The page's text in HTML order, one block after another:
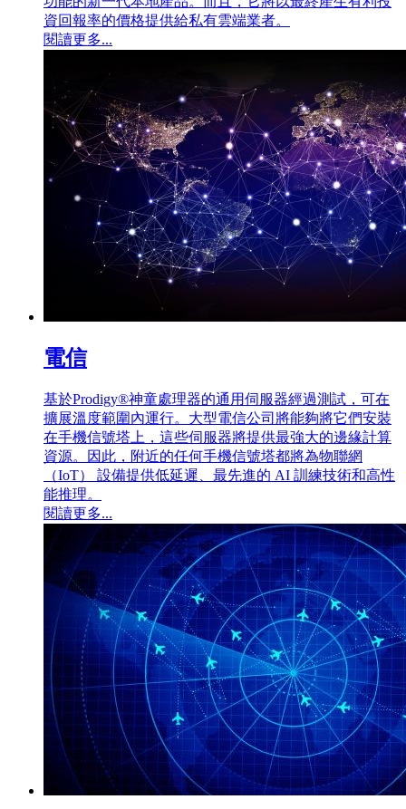
資回報率的價格提供給私有雲端業者。
閱讀更多...
電信
基於Prodigy®神童處理器的通用伺服器經過測試，可在
擴展溫度範圍內運行。大型電信公司將能夠將它們安裝
在手機信號塔上，這些伺服器將提供最強大的邊緣計算
資源。因此，附近的任何手機信號塔都將為物聯網
（IoT） 設備提供低延遲、最先進的 AI 訓練技術和高性
能推理。
閱讀更多...